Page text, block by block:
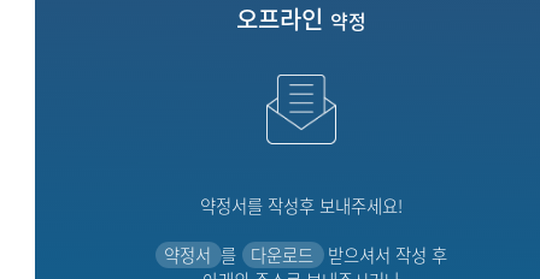
오프라인 약정
약정서를 작성후 보내주세요!
약정서 를 다운로드 받으셔서 작성 후